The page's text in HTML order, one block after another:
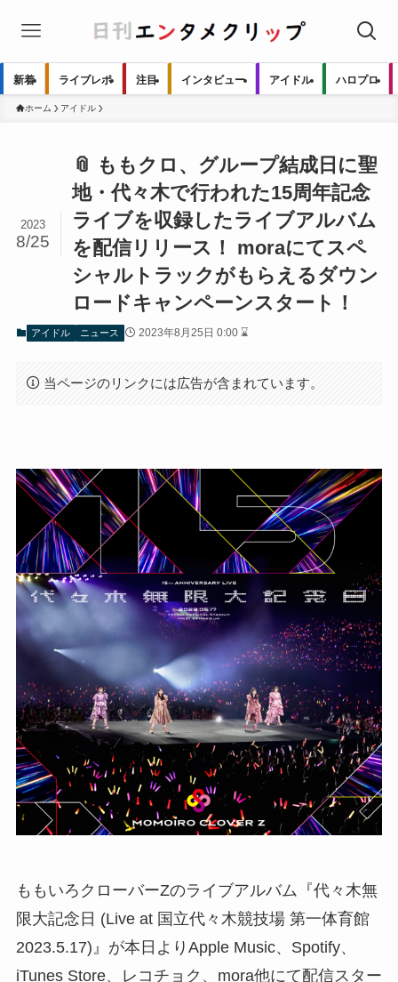
新着 ライブレポ 注目 インタビュー アイドル ハロプロ
ホーム アイドル
📎 ももクロ、グループ結成日に聖
地・代々木で行われた15周年記念
ライブを収録したライブアルバム
を配信リリース！ moraにてスペ
シャルトラックがもらえるダウン
ロードキャンペーンスタート！
2023
8/25
アイドル ニュース 2023年8月25日 0:00 ⌛
当ページのリンクには広告が含まれています。
ももいろクローバーZのライブアルバム『代々木無
限大記念日 (Live at 国立代々木競技場 第一体育館
2023.5.17)』が本日よりApple Music、Spotify、
iTunes Store、レコチョク、mora他にて配信スター